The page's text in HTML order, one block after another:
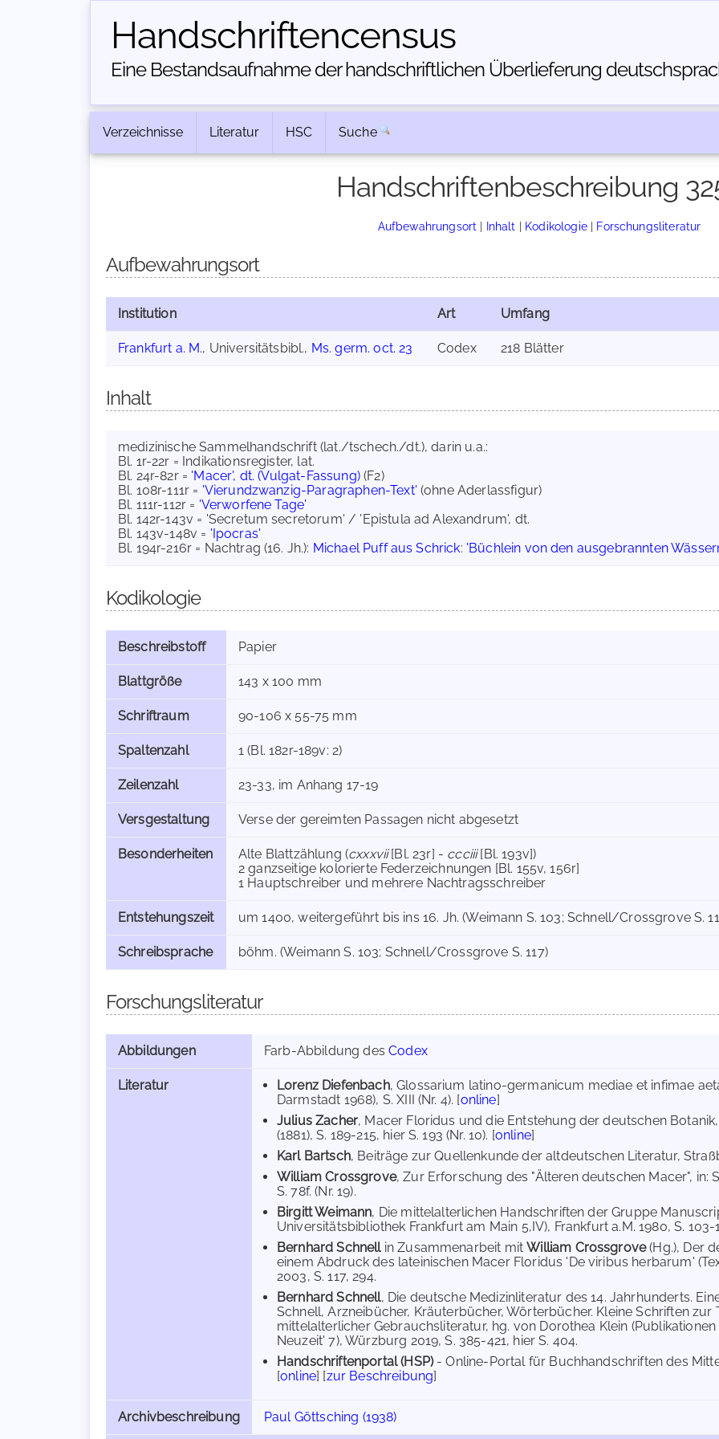
Handschriften­census
Eine Bestandsaufnahme der handschriftlichen Über­lieferung
Verzeichnisse Literatur HSC Suche
Handschriftenbeschreibung
Aufbewahrungsort | Inhalt | Kodikologie| Forschungsliteratur
Aufbewahrungsort
Institution Art Umfang
Frankfurt a. M., Universitätsbibl., Ms. germ. oct. 23 Codex 218 Blätter
Inhalt
medizinische Sammelhandschrift (lat./tschech./dt.), darin u.a.:
Bl. 1r-22r = Indikationsregister, lat.
Bl. 24r-82r = 'Macer', dt. (Vulgat-Fassung)(F2)
Bl. 108r-111r = 'Vierundzwanzig-Paragraphen-Text' (ohne Aderlassfigur)
Bl. 111r-112r = 'Verworfene Tage'
Bl. 142r-143v = 'Secretum secretorum' / 'Epistula ad Alexandrum', dt.
Bl. 143v-148v = 'Ipocras'
Bl. 194r-216r = Nachtrag (16. Jh.): Michael Puff aus Schrick: 'Büchlein von den ausgebrannten
Kodikologie
Beschreibstoff Papier
Blattgröße 143 x 100 mm
Schriftraum 90-106 x 55-75 mm
Spaltenzahl 1 (Bl. 182r-189v: 2)
Zeilenzahl 23-33, im Anhang 17-19
Versgestaltung Verse der gereimten Passagen nicht abgesetzt
Besonderheiten Alte Blattzählung (cxxxvii[Bl. 23r] - ccciii[Bl. 193v])
2 ganzseitige kolorierte Federzeichnungen [Bl. 155v, 156r]
1 Hauptschreiber und mehrere Nachtragsschreiber
Entstehungszeit um 1400, weitergeführt bis ins 16. Jh. (Weimann S. 103; Schnell/Crossgrove S.
Schreibsprache böhm. (Weimann S. 103; Schnell/Crossgrove S. 117)
Forschungsliteratur
Abbildungen Farb-Abbildung desCodex
Literatur Lorenz Diefenbach, Glossarium latino-germanicum mediae et infimae
Darmstadt 1968), S. XIII (Nr. 4). [online]
Julius Zacher, Macer Floridus und die Entstehung der deutschen
(1881), S. 189-215, hier S. 193 (Nr. 10). [online]
Karl Bartsch, Beiträge zur Quellenkunde der altdeutschen Literatur,
William Crossgrove, Zur Erforschung des "Älteren deutschen Macer", in:
S. 78f. (Nr. 19).
Birgitt Weimann, Die mittelalterlichen Handschriften der Gruppe
Universitätsbibliothek Frankfurt am Main 5,IV), Frankfurt a.M. 1980, S. 103-
Bernhard Schnellin Zusammenarbeit mitWilliam Crossgrove(Hg.), Der
einem Abdruck des lateinischen Macer Floridus 'De viribus herbarum'
2003, S. 117, 294.
Bernhard Schnell, Die deutsche Medizinliteratur des 14. Jahrhunderts.
Schnell, Arzneibücher, Kräuterbücher, Wörterbücher. Kleine Schriften
mittelalterlicher Gebrauchsliteratur, hg. von Dorothea Klein
Neuzeit' 7), Würzburg 2019, S. 385-421, hier S. 404.
Handschriftenportal (HSP)- Online-Portal für Buchhandschriften des
[online] [zur Beschreibung]
Archivbeschreibung Paul Göttsching (1938)